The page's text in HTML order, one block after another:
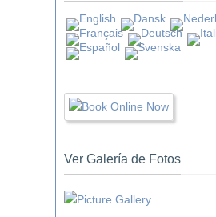
Ver Galería de Fotos